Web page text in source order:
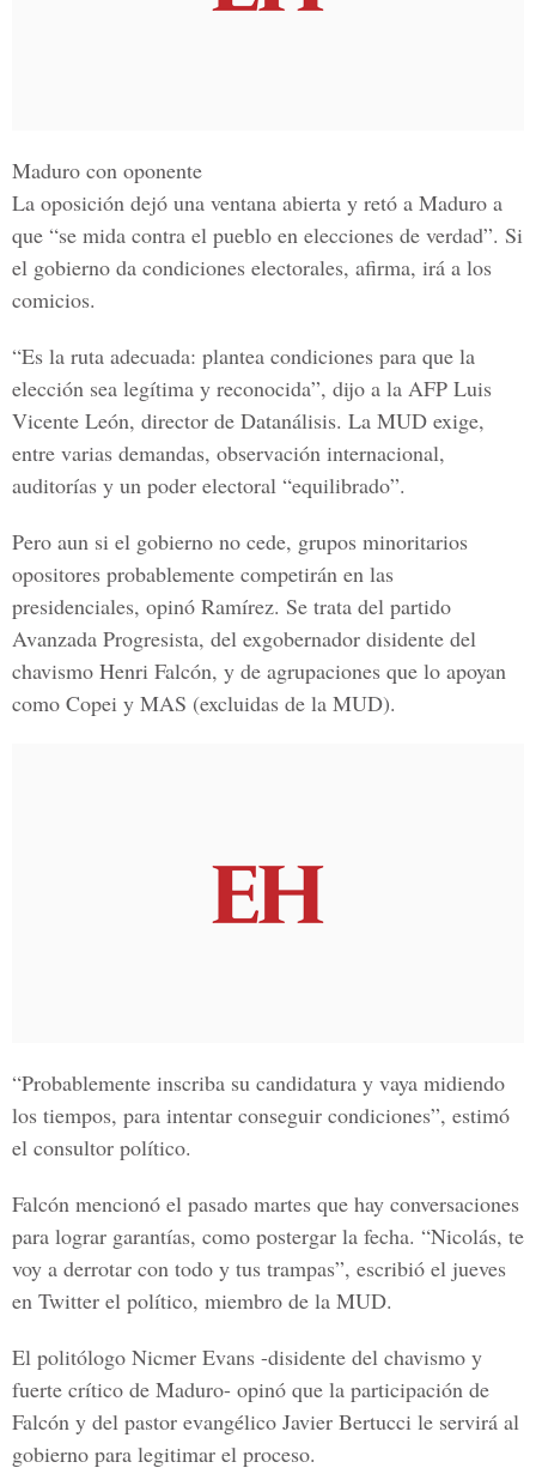
Maduro con oponente
La oposición dejó una ventana abierta y retó a Maduro a
que “se mida contra el pueblo en elecciones de verdad”. Si
el gobierno da condiciones electorales, afirma, irá a los
comicios.
“Es la ruta adecuada: plantea condiciones para que la
elección sea legítima y reconocida”, dijo a la AFP Luis
Vicente León, director de Datanálisis. La MUD exige,
entre varias demandas, observación internacional,
auditorías y un poder electoral “equilibrado”.
Pero aun si el gobierno no cede, grupos minoritarios
opositores probablemente competirán en las
presidenciales, opinó Ramírez. Se trata del partido
Avanzada Progresista, del exgobernador disidente del
chavismo Henri Falcón, y de agrupaciones que lo apoyan
como Copei y MAS (excluidas de la MUD).
“Probablemente inscriba su candidatura y vaya midiendo
los tiempos, para intentar conseguir condiciones”, estimó
el consultor político.
Falcón mencionó el pasado martes que hay conversaciones
para lograr garantías, como postergar la fecha. “Nicolás, te
voy a derrotar con todo y tus trampas”, escribió el jueves
en Twitter el político, miembro de la MUD.
El politólogo Nicmer Evans -disidente del chavismo y
fuerte crítico de Maduro- opinó que la participación de
Falcón y del pastor evangélico Javier Bertucci le servirá al
gobierno para legitimar el proceso.